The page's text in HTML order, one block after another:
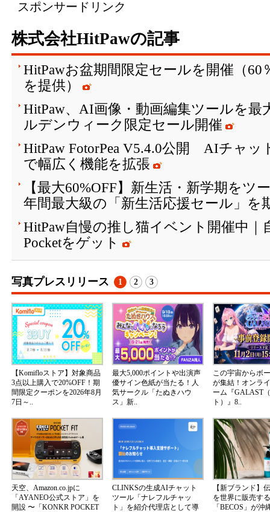
スポンサードリンク
株式会社HitPawの記事
HitPawお盆期間限定セールを開催（
を提供）
HitPaw、AI画像・動画編集ツールを最
ルデンウィーク限定セール開催
HitPaw FotorPea V5.4.0公開 AIチャッ
で幅広く機能を拡張
【最大60%OFF】新生活・新学期をツ
年間最大級の「新生活応援セール」を
HitPaw自慢の推し猫イベント開催中｜
Pocketをゲット
写真プレスリリース 1 2 3
【Komifloストア】対象商品
3点以上購入で20%OFF！期
間限定クーポンを2026年8月
7日～..
最大5,000ポイントや出演声
優サイン色紙が当たる！人
気サークル「たぬきハウ
ス」新..
この宇宙からボ
が集結！オンラ
ーム『GALAST
ト）』8..
天空、Amazon.co.jpに
「AYANEO公式ストア」を
開設 〜「KONKR POCKET
CLINKSの生成AIチャット
ツール「ナレフルチャッ
ト」を紹介代理店として導
【新ブランド】
を世界に販売す
「BECOS」が沖